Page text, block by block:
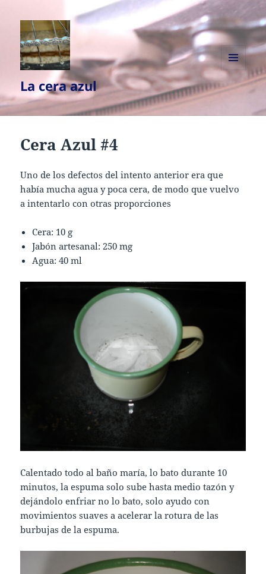
La cera azul
MENÚ
Y
WIDGETS
Cera Azul #4
Uno de los defectos del intento anterior era que
había mucha agua y poca cera, de modo que vuelvo
a intentarlo con otras proporciones
Cera: 10 g
Jabón artesanal: 250 mg
Agua: 40 ml
Calentado todo al baño maría, lo bato durante 10
minutos, la espuma solo sube hasta medio tazón y
dejándolo enfriar no lo bato, solo ayudo con
movimientos suaves a acelerar la rotura de las
burbujas de la espuma.